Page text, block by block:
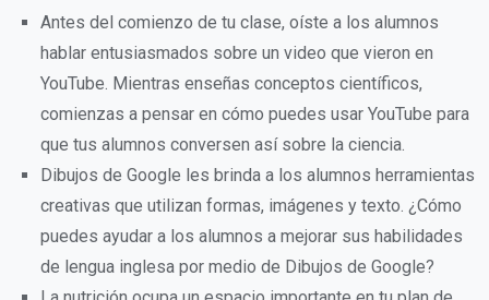
Antes del comienzo de tu clase, oíste a los alumnos
hablar entusiasmados sobre un video que vieron en
YouTube. Mientras enseñas conceptos científicos,
comienzas a pensar en cómo puedes usar YouTube para
que tus alumnos conversen así sobre la ciencia.
Dibujos de Google les brinda a los alumnos herramientas
creativas que utilizan formas, imágenes y texto. ¿Cómo
puedes ayudar a los alumnos a mejorar sus habilidades
de lengua inglesa por medio de Dibujos de Google?